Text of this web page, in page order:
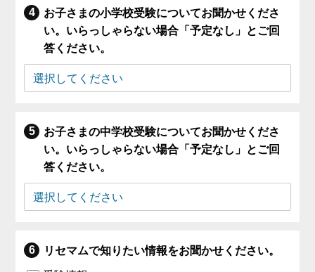
お子さまの小学校受験についてお聞かせくださ
い。いらっしゃらない場合「予定なし」とご回
答ください。
お子さまの中学校受験についてお聞かせくださ
い。いらっしゃらない場合「予定なし」とご回
答ください。
リセマムで知りたい情報をお聞かせください。